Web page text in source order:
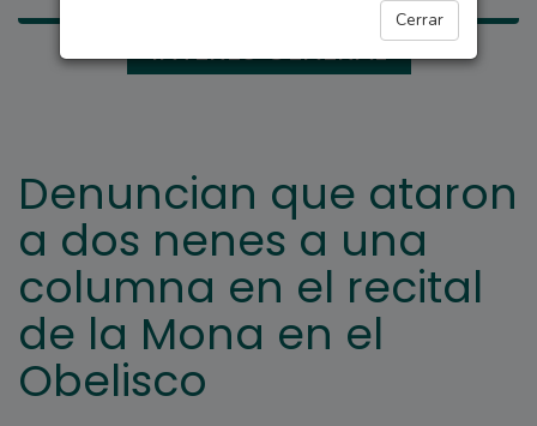
Cerrar
INTERÉS GENERAL
Denuncian que ataron
a dos nenes a una
columna en el recital
de la Mona en el
Obelisco